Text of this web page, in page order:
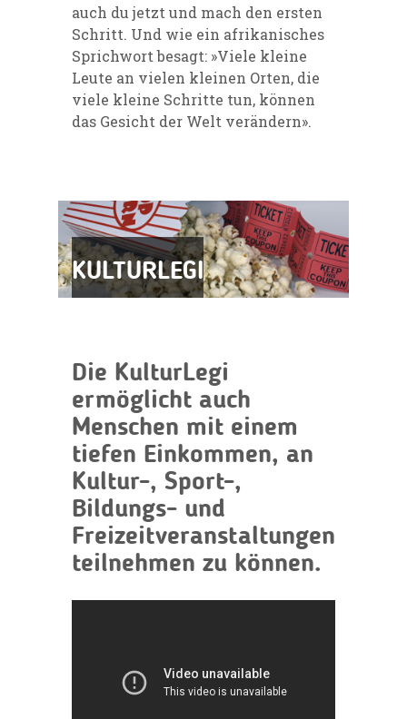
auch du jetzt und mach den ersten
Schritt. Und wie ein afrikanisches
Sprichwort besagt: »Viele kleine
Leute an vielen kleinen Orten, die
viele kleine Schritte tun, können
das Gesicht der Welt verändern».
KULTURLEGI
Die KulturLegi
ermöglicht auch
Menschen mit einem
tiefen Einkommen, an
Kultur-, Sport-,
Bildungs- und
Freizeitveranstaltungen
teilnehmen zu können.